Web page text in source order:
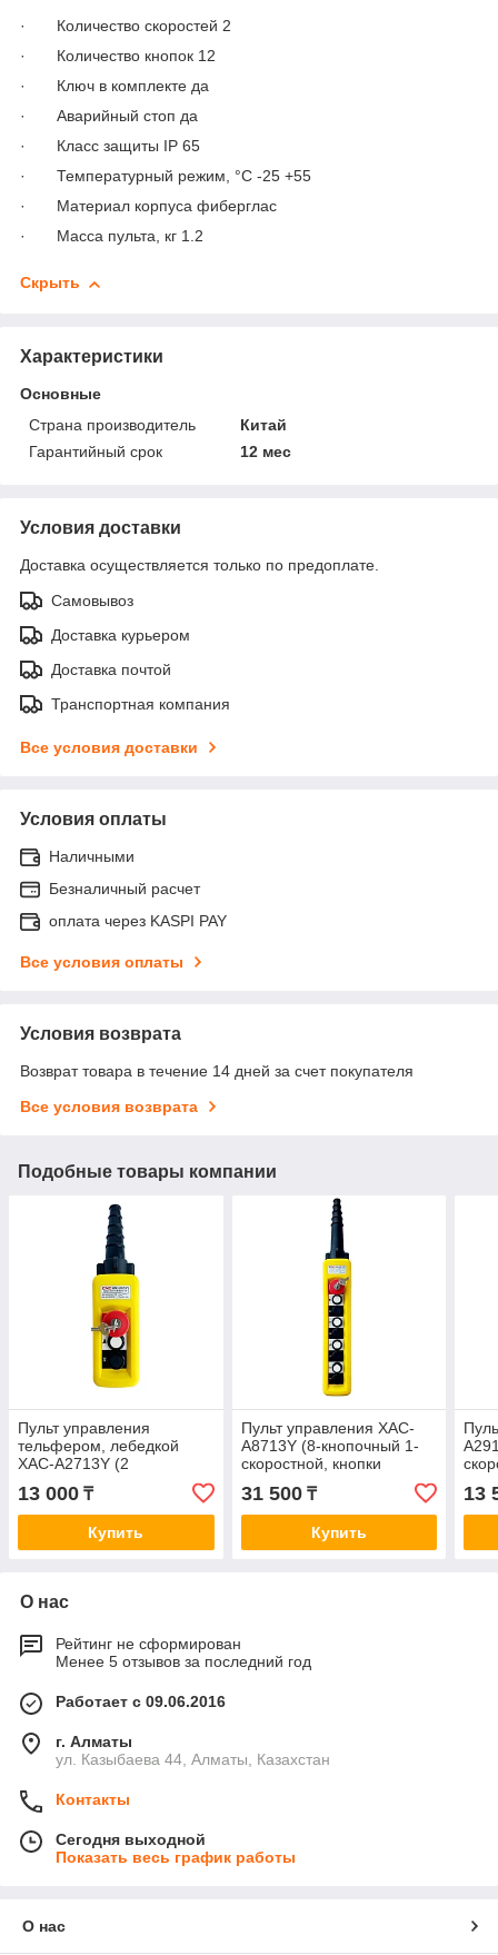
· Количество скоростей 2
· Количество кнопок 12
· Ключ в комплекте да
· Аварийный стоп да
· Класс защиты IP 65
· Температурный режим, °С -25 +55
· Материал корпуса фиберглас
· Масса пульта, кг 1.2
Скрыть
Характеристики
Основные
Страна производитель
Китай
Гарантийный срок
12 мес
Условия доставки
Доставка осуществляется только по предоплате.
Самовывоз
Доставка курьером
Доставка почтой
Транспортная компания
Все условия доставки
Условия оплаты
Наличными
Безналичный расчет
оплата через KASPI PAY
Все условия оплаты
Условия возврата
Возврат товара в течение 14 дней за счет покупателя
Все условия возврата
Подобные товары компании
Пульт управления
тельфером, лебедкой
XАС-A2713Y (2
кнопочный, 1 скоростной
+СТОП+Ключ-марка)
13 000 ₸
Купить
Пульт управления ХАС-
А8713Y (8-кнопочный 1-
скоростной, кнопки
+СТОП +ключ-марка),
подвесной кабельный
пульт
31 500₸
Купить
13
О нас
Рейтинг не сформирован
Менее 5 отзывов за последний год
Работает с 09.06.2016
г. Алматы
ул. Казыбаева 44, Алматы, Казахстан
Контакты
Сегодня выходной
Показать весь график работы
О нас